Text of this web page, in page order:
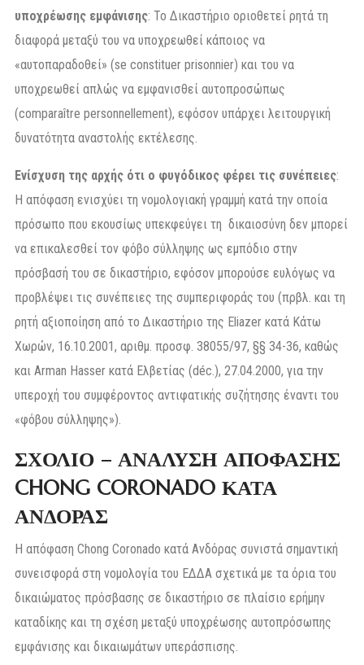
υποχρέωσης εμφάνισης: Το Δικαστήριο οριοθετεί ρητά τη
διαφορά μεταξύ του να υποχρεωθεί κάποιος να
«αυτοπαραδοθεί» (se constituer prisonnier) και του να
υποχρεωθεί απλώς να εμφανισθεί αυτοπροσώπως
(comparaître personnellement), εφόσον υπάρχει λειτουργική
δυνατότητα αναστολής εκτέλεσης.
Ενίσχυση της αρχής ότι ο φυγόδικος φέρει τις συνέπειες:
Η απόφαση ενισχύει τη νομολογιακή γραμμή κατά την οποία
πρόσωπο που εκουσίως υπεκφεύγει τη δικαιοσύνη δεν μπορεί
να επικαλεσθεί τον φόβο σύλληψης ως εμπόδιο στην
πρόσβασή του σε δικαστήριο, εφόσον μπορούσε ευλόγως να
προβλέψει τις συνέπειες της συμπεριφοράς του (πρβλ. και τη
ρητή αξιοποίηση από το Δικαστήριο της Eliazer κατά Κάτω
Χωρών, 16.10.2001, αριθμ. προσφ. 38055/97, §§ 34-36, καθώς
και Arman Hasser κατά Ελβετίας (déc.), 27.04.2000, για την
υπεροχή του συμφέροντος αντιφατικής συζήτησης έναντι του
«φόβου σύλληψης»).
ΣΧΟΛΙΟ – ΑΝΑΛΥΣΗ ΑΠΟΦΑΣΗΣ
CHONG CORONADO ΚΑΤΑ
ΑΝΔΟΡΑΣ
Η απόφαση Chong Coronado κατά Ανδόρας συνιστά σημαντική
συνεισφορά στη νομολογία του ΕΔΔΑ σχετικά με τα όρια του
δικαιώματος πρόσβασης σε δικαστήριο σε πλαίσιο ερήμην
καταδίκης και τη σχέση μεταξύ υποχρέωσης αυτοπρόσωπης
εμφάνισης και δικαιωμάτων υπεράσπισης.